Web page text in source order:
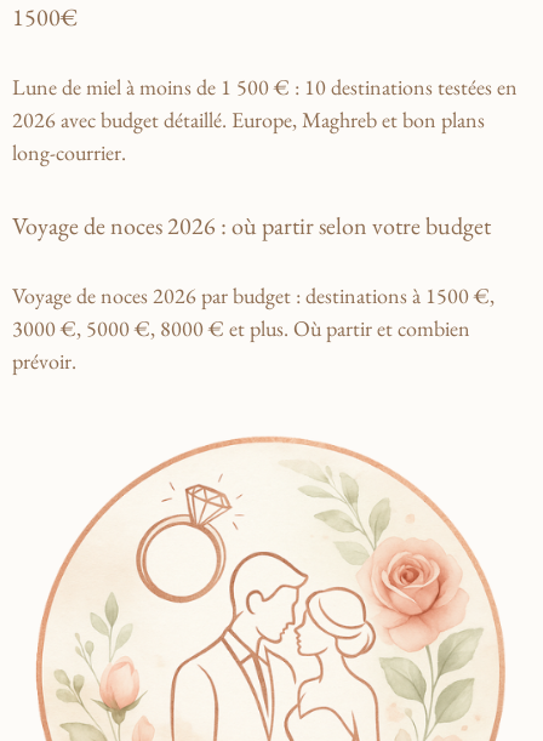
1500€
Lune de miel à moins de 1 500 € : 10 destinations testées en
2026 avec budget détaillé. Europe, Maghreb et bon plans
long-courrier.
Voyage de noces 2026 : où partir selon votre budget
Voyage de noces 2026 par budget : destinations à 1500 €,
3000 €, 5000 €, 8000 € et plus. Où partir et combien
prévoir.